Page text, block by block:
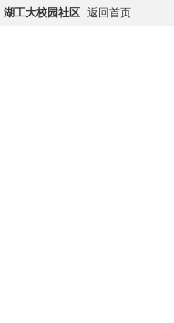
湖工大校园社区 返回首页